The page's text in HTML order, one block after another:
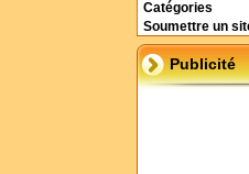
Catégories
Soumettre un
Publicité